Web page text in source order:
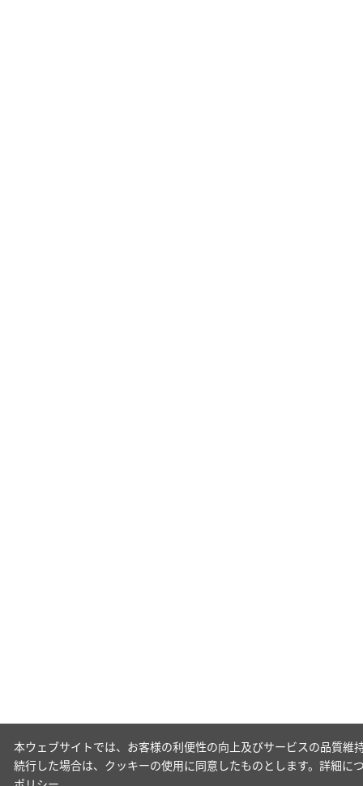
本ウェブサイトでは、お客様の利便性の向上及びサービスの品質
続行した場合は、クッキーの使用に同意したものとします。詳細